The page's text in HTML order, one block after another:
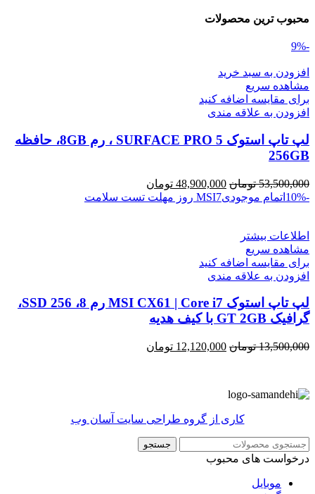
محبوب ترین محصولات
-9%
افزودن به سبد خرید
مشاهده سریع
برای مقایسه اضافه کنید
افزودن به علاقه مندی
لپ تاپ استوک SURFACE PRO 5 ، رم 8GB، حافظه
256GB
53,500,000 تومان قیمت
اصلی
48,900,000 تومان
فعلی
-10% اتمام موجودی MSI7 روز مهلت تست سلامت
اطلاعات بیشتر
مشاهده سریع
برای مقایسه اضافه کنید
افزودن به علاقه مندی
لپ تاپ استوک MSI CX61 | Core i7 رم 8، SSD 256،
گرافیک GT 2GB با کیف هدیه
13,500,000 تومان قیمت
12,120,000 تومان
کاری از گروه طراحی سایت آسان وب
جستجو
درخواست های محبوب
موبایل